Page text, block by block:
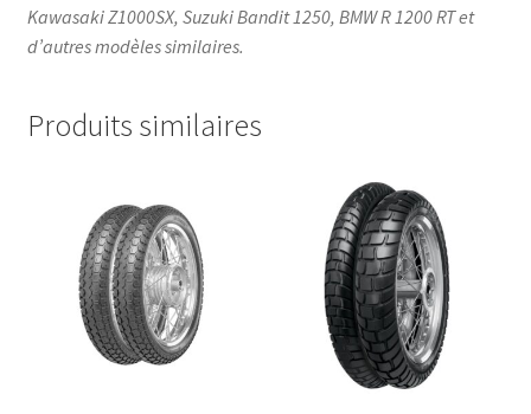
Kawasaki Z1000SX, Suzuki Bandit 1250, BMW R 1200 RT et
d’autres modèles similaires.
Produits similaires